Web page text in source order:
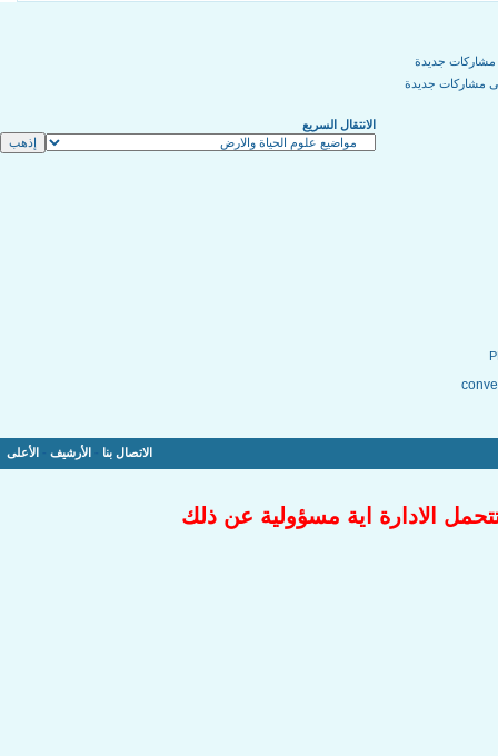
جديدة
مشاركات جديدة
الانتقال السريع
الاتصال بنا الأرشيف الأعلى
الادارة اية مسؤولية عن ذلك